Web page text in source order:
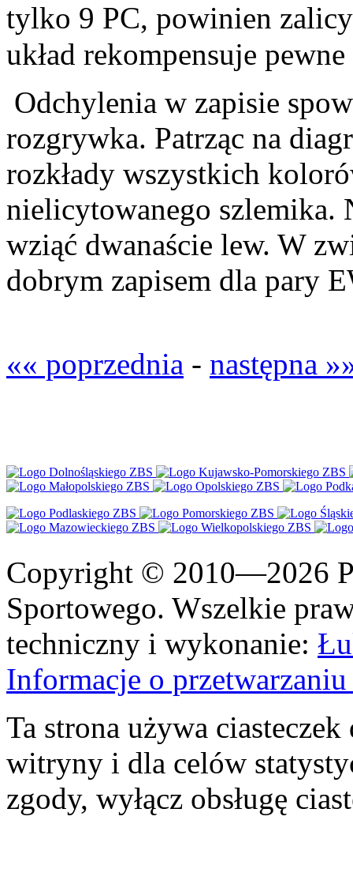
tylko 9 PC, powinien
układ rekompensuje
Odchylenia w zapisie
rozgrywka. Patrząc na
rozkłady wszystkich
nielicytowanego szlemika.
wziąć dwanaście lew. W
dobrym zapisem dla pary
«« poprzednia - następna
Copyright © 2010—2026
Sportowego. Wszelkie
techniczny i wykonanie:
Informacje o
Ta strona używa
witryny i dla celów
zgody, wyłącz obsługę